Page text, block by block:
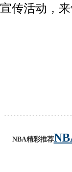
宣传活动，